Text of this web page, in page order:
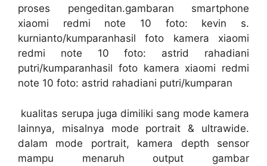
proses pengeditan.gambaran smartphone
xiaomi redmi note 10 foto: kevin s.
kurnianto/kumparanhasil foto kamera xiaomi
redmi note 10 foto: astrid rahadiani
putri/kumparanhasil foto kamera xiaomi redmi
note 10 foto: astrid rahadiani putri/kumparan
kualitas serupa juga dimiliki sang mode kamera
lainnya, misalnya mode portrait & ultrawide.
dalam mode portrait, kamera depth sensor
mampu menaruh output gambar